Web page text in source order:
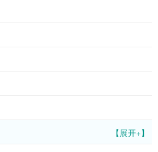
【展开+】